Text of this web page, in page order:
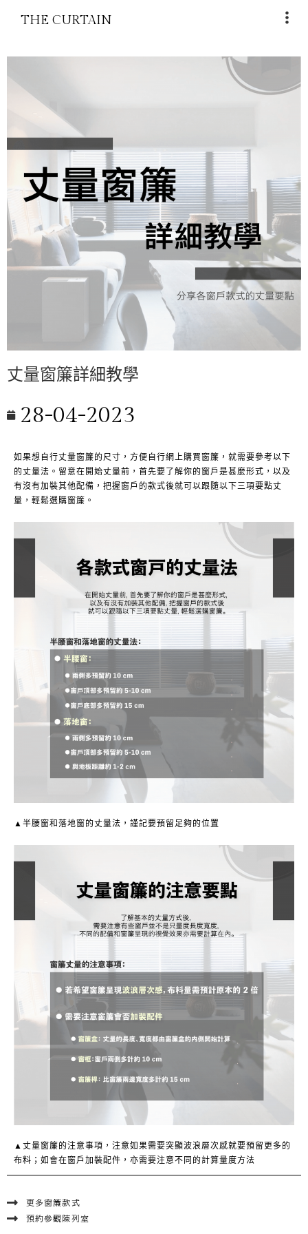
THE CURTAIN
丈量窗簾詳細教學
28-04-2023
如果想自行丈量窗簾的尺寸，方便自行網上購買窗簾，就需要參考以下
的丈量法。留意在開始丈量前，首先要了解你的窗戶是甚麼形式，以及
有沒有加裝其他配備，把握窗戶的款式後就可以跟隨以下三項要點丈
量，輕鬆選購窗簾。
▲半腰窗和落地窗的丈量法，謹記要預留足夠的位置
▲丈量窗簾的注意事項，注意如果需要突顯波浪層次感就要預留更多的
布料；如會在窗戶加裝配件，亦需要注意不同的計算量度方法
更多窗簾款式
預約參觀陳列室